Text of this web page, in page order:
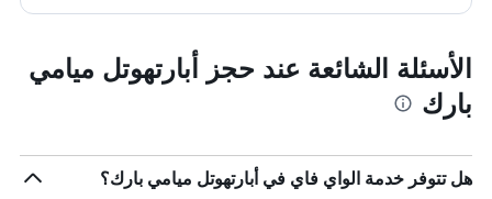
الأسئلة الشائعة عند حجز أبارتهوتل ميامي
بارك
هل تتوفر خدمة الواي فاي في أبارتهوتل ميامي بارك؟